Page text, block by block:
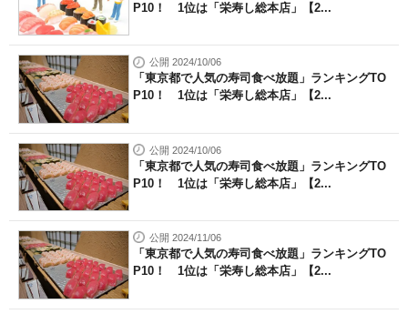
P10！ 1位は「栄寿し総本店」【2...
公開 2024/10/06
「東京都で人気の寿司食べ放題」ランキングTO
P10！ 1位は「栄寿し総本店」【2...
公開 2024/10/06
「東京都で人気の寿司食べ放題」ランキングTO
P10！ 1位は「栄寿し総本店」【2...
公開 2024/11/06
「東京都で人気の寿司食べ放題」ランキングTO
P10！ 1位は「栄寿し総本店」【2...